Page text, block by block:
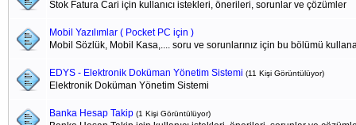
Stok Fatura Cari için kullanıcı istekleri, önerileri, sorunlar ve çözümler
Mobil Yazılımlar ( Pocket PC için )
Mobil Sözlük, Mobil Kasa,.... soru ve sorunlarınız için bu bölümü
EDYS - Elektronik Doküman Yönetim Sistemi (11 Kişi Görüntülüyor)
Elektronik Doküman Yönetim Sistemi
Banka Hesap Takip (1 Kişi Görüntülüyor)